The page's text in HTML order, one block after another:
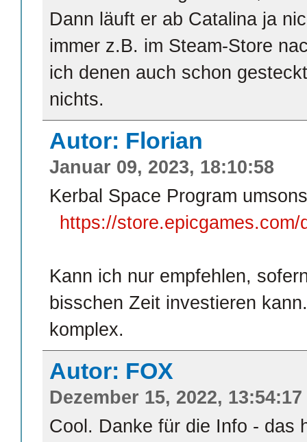
Dann läuft er ab Catalina ja
immer z.B. im Steam-Store
ich denen auch schon
nichts.
Autor: Florian
Januar 09, 2023, 18:10:58
Kerbal Space Program
https://
Kann ich nur empfehlen,
bisschen Zeit investieren
komplex.
Autor: FOX
Dezember 15, 2022, 13:54:17
Cool. Danke für die Info - das